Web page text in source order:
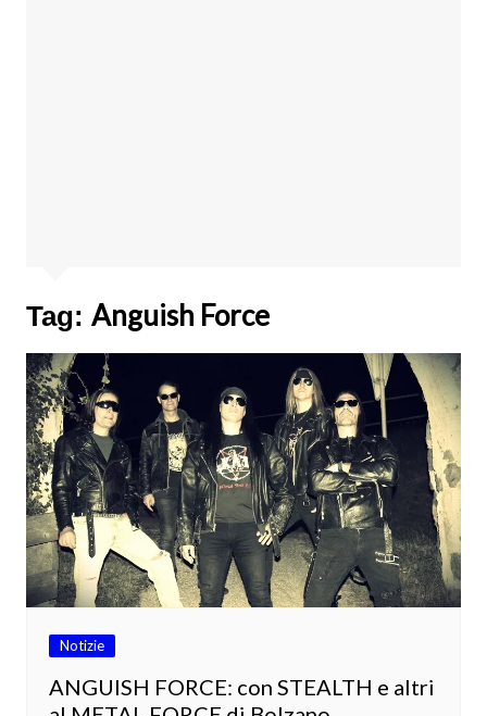
Tag: Anguish Force
Notizie
ANGUISH FORCE: con STEALTH e altri